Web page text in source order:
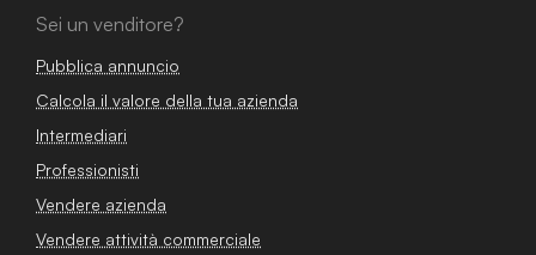
Sei un venditore?
Pubblica annuncio
Calcola il valore della tua azienda
Intermediari
Professionisti
Vendere azienda
Vendere attività commerciale